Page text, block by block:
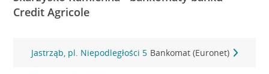
Credit Agricole
Jastrząb, pl. Niepodległości 5 Bankomat (Euronet)